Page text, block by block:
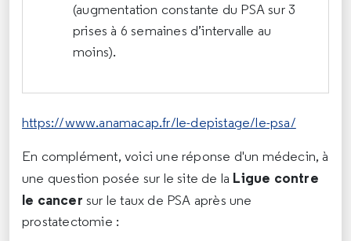
(augmentation constante du PSA sur 3
prises à 6 semaines d’intervalle au
moins).
https://www.anamacap.fr/le-depistage/le-psa/
En complément, voici une réponse d'un médecin, à
une question posée sur le site de la Ligue contre
le cancer sur le taux de PSA après une
prostatectomie :